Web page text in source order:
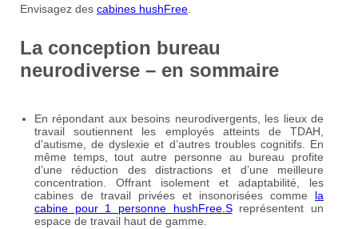
Envisagez des cabines hushFree.
La conception bureau
neurodiverse – en sommaire
En répondant aux besoins neurodivergents, les lieux de
travail soutiennent les employés atteints de TDAH,
d’autisme, de dyslexie et d’autres troubles cognitifs. En
même temps, tout autre personne au bureau profite
d’une réduction des distractions et d’une meilleure
concentration. Offrant isolement et adaptabilité, les
cabines de travail privées et insonorisées comme la
cabine pour 1 personne hushFree.Sreprésentent un
espace de travail haut de gamme.